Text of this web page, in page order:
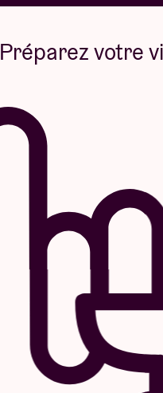
Préparez votre